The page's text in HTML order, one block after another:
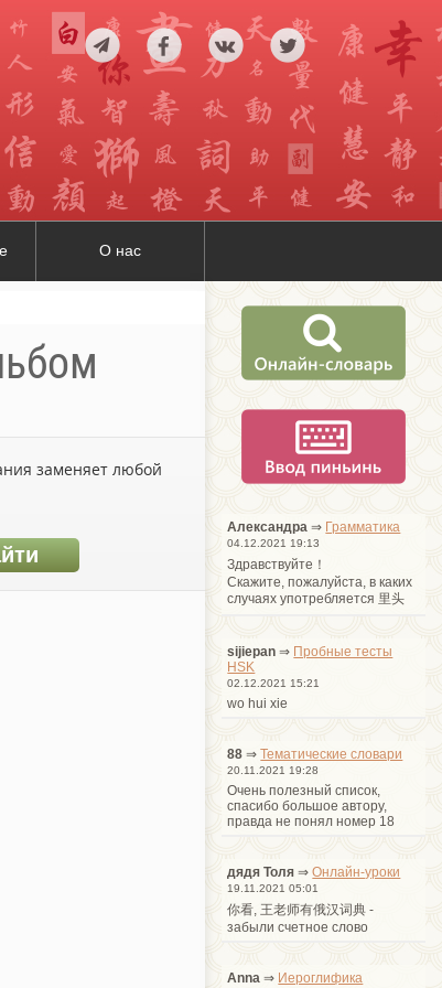
О нас
заменяет любой
Александра ⇒ Грамматика
04.12.2021 19:13
Здравствуйте！
Cкажите, пожалуйста, в каких
случаях употребляется 里头
sijiepan ⇒ Пробные тесты
HSK
02.12.2021 15:21
wo hui xie
88 ⇒Тематические словари
20.11.2021 19:28
Очень полезный список,
спасибо большое автору,
правда не понял номер 18
дядя Толя ⇒Онлайн-уроки
19.11.2021 05:01
你看, 王老师有俄汉词典 -
забыли счетное слово
Anna ⇒ Иероглифика